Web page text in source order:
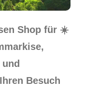
Shop für ☀️
Besuch